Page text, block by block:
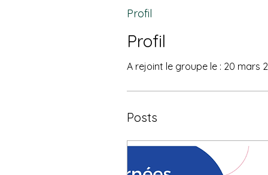
Profil
A rejoint le groupe le : 20 mars
Posts
Profil